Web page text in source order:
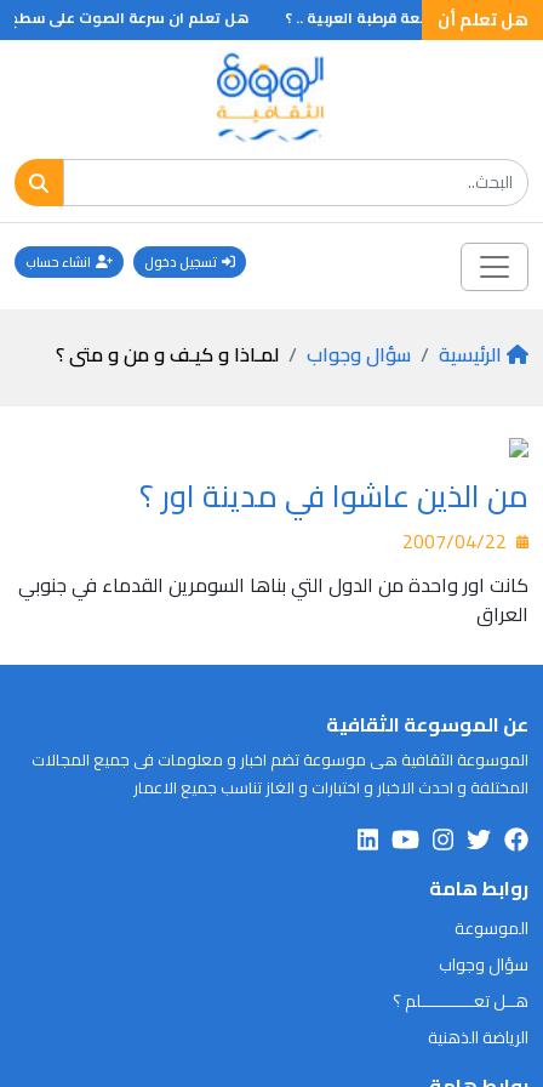
هل تعلم أن
أن مكتبة جامعة قرطبة العربية .. ؟ هل تعلم ان سرعة الصوت على سطح البحر 1200 كم في
تسجيل دخول انشاء حساب
الرئيسية سؤال وجواب لمـاذا و كيـف و من و متى ؟
من الذين عاشوا في مدينة اور ؟
كانت اور واحدة من الدول التي بناها السومرين القدماء في جنوبي
العراق
عن الموسوعة الثقافية
الموسوعة الثقافية هى موسوعة تضم اخبار و معلومات فى جميع المجالات
المختلفة و احدث الاخبار و اختبارات و الغاز تناسب جميع الاعمار
روابط هامة
الموسوعة
سؤال وجواب
هــل تعـــــــــــلم ؟
الرياضة الذهنية